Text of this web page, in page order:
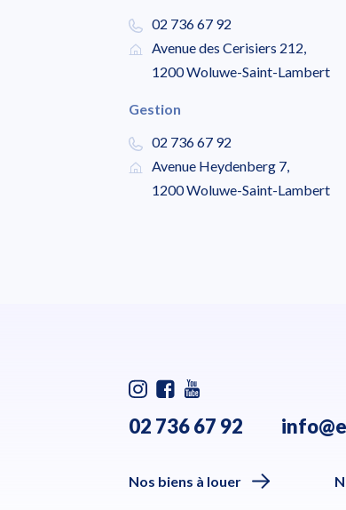
02 736 67 92
Avenue des Cerisiers 212,
1200 Woluwe-Saint-Lambert
Gestion
02 736 67 92
Avenue Heydenberg 7,
1200 Woluwe-Saint-Lambert
02 736 67 92
Nos biens à louer